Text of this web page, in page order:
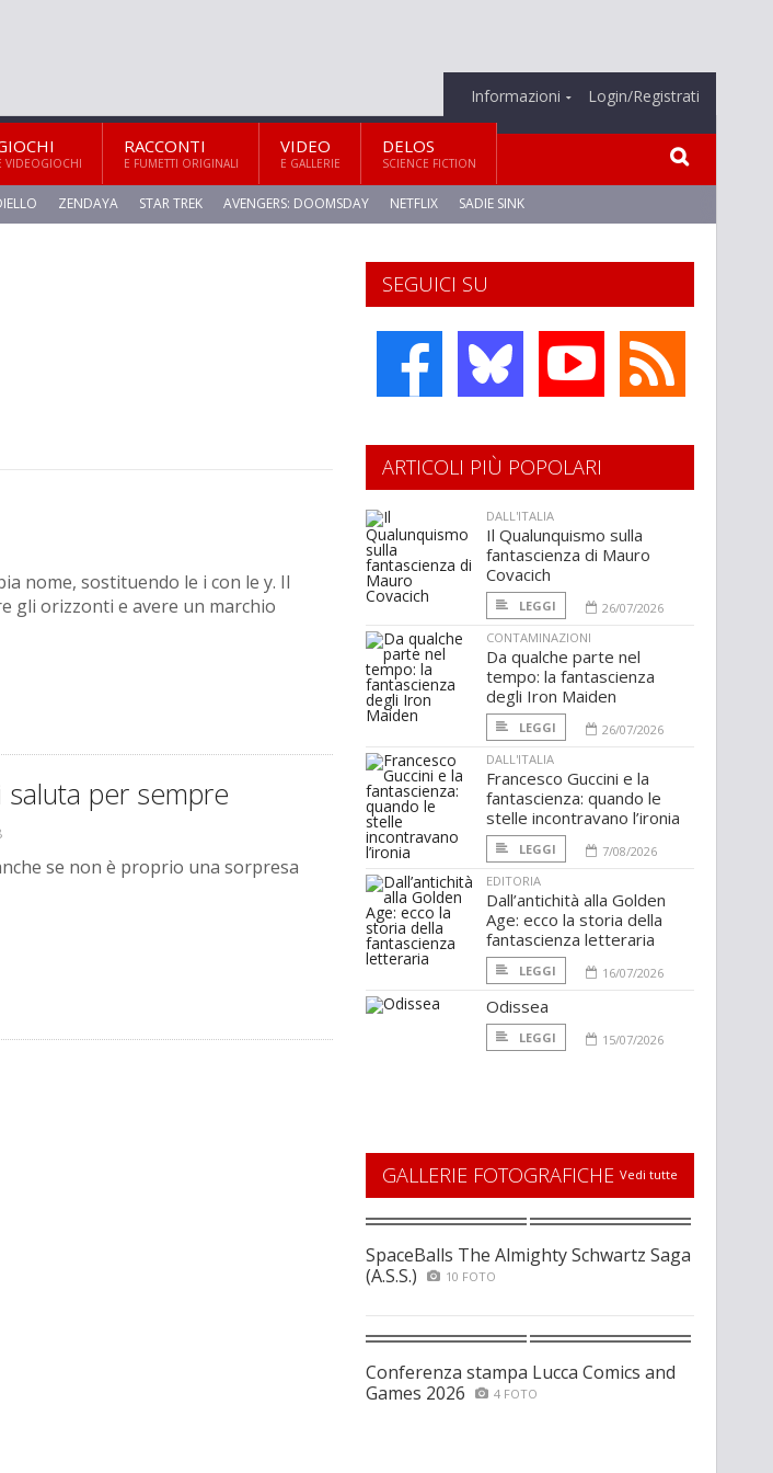
Informazioni Login/Registrati
VIDEOGIOCHI
RACCONTI
E FUMETTI ORIGINALI
VIDEO
E GALLERIE
DELOS
SCIENCE FICTION
ZENDAYA STAR TREK AVENGERS: DOOMSDAY NETFLIX SADIE SINK
nome, sostituendo le i con le y. Il
gli orizzonti e avere un marchio
per sempre
se non è proprio una sorpresa
SEGUICI SU
ARTICOLI PIÙ POPOLARI
DALL'ITALIA
Il Qualunquismo sulla
fantascienza di Mauro
Covacich
LEGGI
26/07/2026
CONTAMINAZIONI
Da qualche parte nel
tempo: la fantascienza
degli Iron Maiden
LEGGI
26/07/2026
DALL'ITALIA
Francesco Guccini e la
fantascienza: quando le
stelle incontravano l’ironia
LEGGI
7/08/2026
EDITORIA
Dall’antichità alla Golden
Age: ecco la storia della
fantascienza letteraria
LEGGI 16/07/2026
Odissea
LEGGI 15/07/2026
GALLERIE FOTOGRAFICHE Vedi tutte
SpaceBalls The Almighty Schwartz Saga
(A.S.S.)
10 FOTO
Conferenza stampa Lucca Comics and
Games 2026
4 FOTO